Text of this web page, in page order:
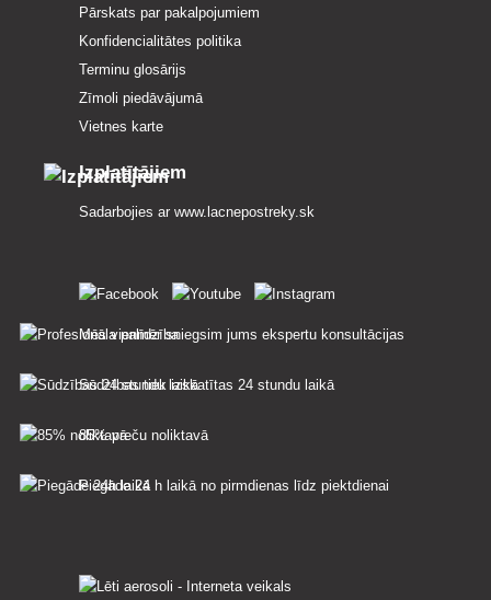
Pārskats par pakalpojumiem
Konfidencialitātes politika
Terminu glosārijs
Zīmoli piedāvājumā
Vietnes karte
Izplatītājiem
Sadarbojies ar www.lacnepostreky.sk
Mēs vienmēr sniegsim jums ekspertu konsultācijas
Sūdzības tiek izskatītas 24 stundu laikā
85% preču noliktavā
Piegāde 24 h laikā no pirmdienas līdz piektdienai